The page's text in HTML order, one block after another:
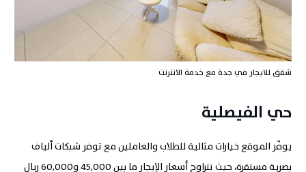
شقق للايجار في جدة مع خدمة الانترنت
حي الفيصلية
يوفّر الموقع خيارات مثالية للطلاب والعاملين مع توفر شبكات ألياف
بصرية مستقرة، حيث تتراوح أسعار الإيجار ما بين 45,000 و60,000 ريال